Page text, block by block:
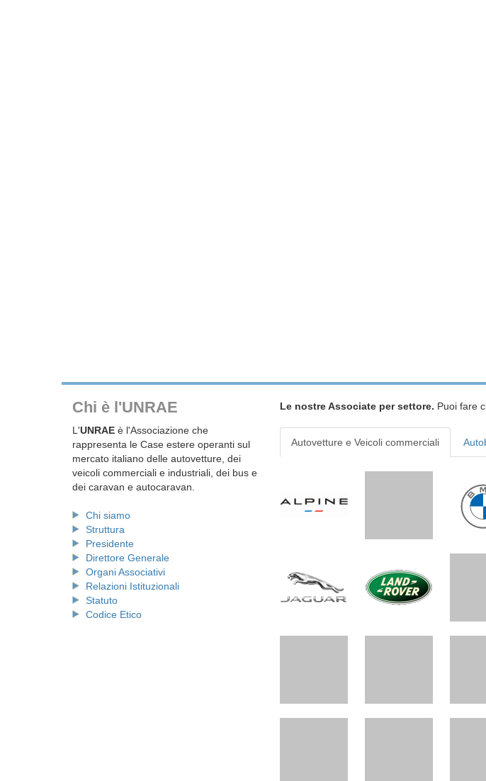
Chi è l'UNRAE
L'UNRAE è l'Associazione che
rappresenta le Case estere operanti sul
mercato italiano delle autovetture, dei
veicoli commerciali e industriali, dei bus e
dei caravan e autocaravan.
Chi siamo
Struttura
Presidente
Direttore Generale
Organi Associativi
Relazioni Istituzionali
Statuto
Codice Etico
Le nostre Associate per settore. Puoi fare
Autovetture e Veicoli commerciali